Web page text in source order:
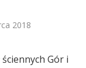
2018
Gór i